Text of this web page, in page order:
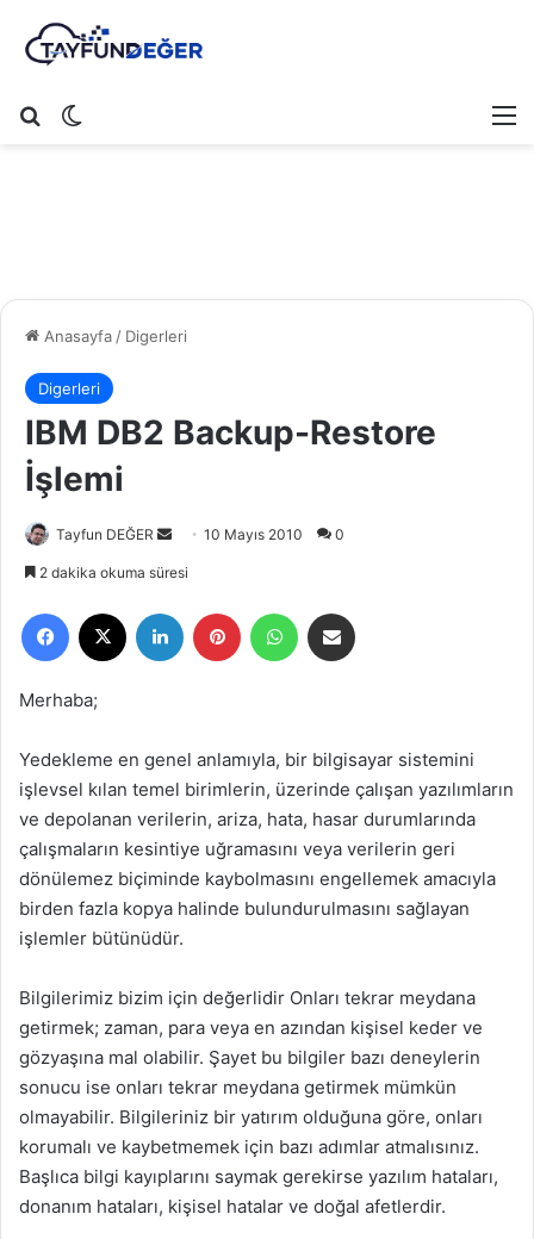
Arama yap ...
Anasayfa/ Digerleri
Digerleri
IBM DB2 Backup-Restore
İşlemi
Tayfun DEĞER
e
-
t
a
g
ö
n
d
e
m
e
k
10 Mayıs 2010 0
2 dakika okuma süresi
Merhaba;
Yedekleme en genel anlamıyla, bir bilgisayar sistemini
işlevsel kılan temel birimlerin, üzerinde çalışan yazılımların
ve depolanan verilerin, ariza, hata, hasar durumlarında
çalışmaların kesintiye uğramasını veya verilerin geri
dönülemez biçiminde kaybolmasını engellemek amacıyla
birden fazla kopya halinde bulundurulmasını sağlayan
işlemler bütünüdür.
Bilgilerimiz bizim için değerlidir Onları tekrar meydana
getirmek; zaman, para veya en azından kişisel keder ve
gözyaşına mal olabilir. Şayet bu bilgiler bazı deneylerin
sonucu ise onları tekrar meydana getirmek mümkün
olmayabilir. Bilgileriniz bir yatırım olduğuna göre, onları
korumalı ve kaybetmemek için bazı adımlar atmalısınız.
Başlıca bilgi kayıplarını saymak gerekirse yazılım hataları,
donanım hataları, kişisel hatalar ve doğal afetlerdir.